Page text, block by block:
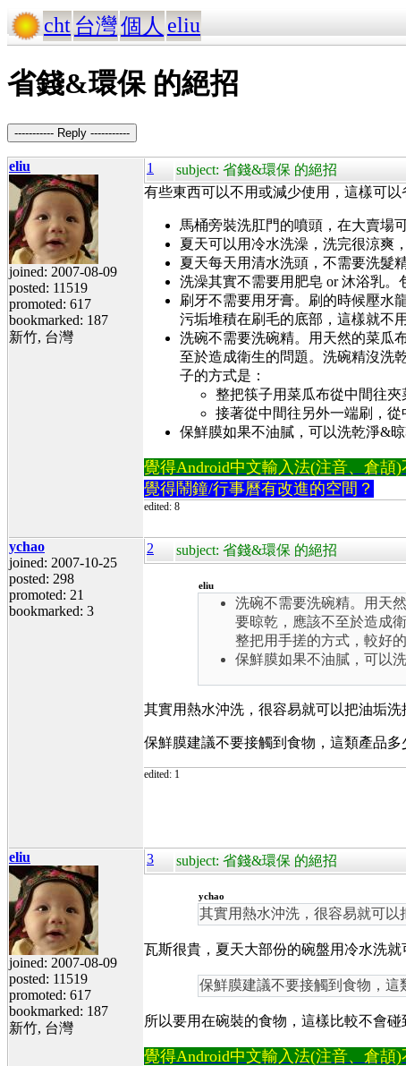
cht 台灣個人 eliu
省錢&環保 的絕招
----------- Reply -----------
eliu
joined: 2007-08-09
posted: 11519
promoted: 617
bookmarked: 187
新竹, 台灣
1 subject: 省錢&環保 的絕招
有些東西可以不用或減少使用，這樣可以
馬桶旁裝洗肛門的噴頭，在大賣場
夏天可以用冷水洗澡，洗完很涼爽
夏天每天用清水洗頭，不需要洗髮
洗澡其實不需要用肥皂 or 沐浴乳。
刷牙不需要用牙膏。刷的時候壓水
污垢堆積在刷毛的底部，這樣就不
洗碗不需要洗碗精。用天然的菜瓜
至於造成衛生的問題。洗碗精沒洗
子的方式是：
整把筷子用菜瓜布從中間往夾
接著從中間往另外一端刷，從
保鮮膜如果不油膩，可以洗乾淨&
覺得Android中文輸入法(注音、倉頡
覺得鬧鐘/行事曆有改進的空間？
edited: 8
ychao
joined: 2007-10-25
posted: 298
promoted: 21
bookmarked: 3
2 subject: 省錢&環保 的絕招
eliu
洗碗不需要洗碗精。用天
要晾乾，應該不至於造成
整把用手搓的方式，較好
保鮮膜如果不油膩，可以
其實用熱水沖洗，很容易就可以把油垢
保鮮膜建議不要接觸到食物，這類產品
edited: 1
eliu
joined: 2007-08-09
posted: 11519
promoted: 617
bookmarked: 187
新竹, 台灣
3 subject: 省錢&環保 的絕招
ychao
其實用熱水沖洗，很容易就可以
瓦斯很貴，夏天大部份的碗盤用冷水洗就
保鮮膜建議不要接觸到食物，這
所以要用在碗裝的食物，這樣比較不會碰
覺得Android中文輸入法(注音、倉頡